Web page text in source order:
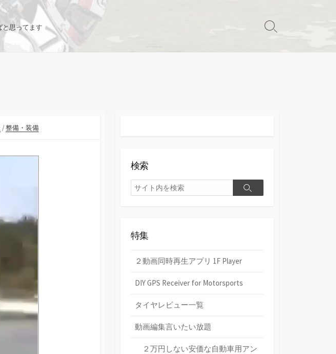
思ってます
検
切
/整備・装備
検索
検
索
検
特集
２動画同時再生アプリ 1F Player
DIY GPS Receiver for Motorsports
タイヤレビュー一覧
動画編集言いたい放題
２万円しない安価な自動車用アン